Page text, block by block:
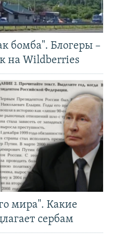
бомба". Блогеры –
на Wildberries
мира". Какие
сербам